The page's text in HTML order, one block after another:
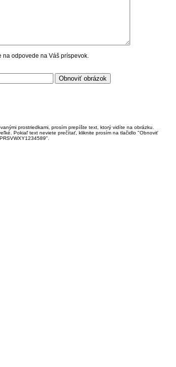
odpovede na Váš príspevok.
prostriedkami, prosím prepíšte text, ktorý vidíte na obrázku.
Pokiaľ text neviete prečítať, kliknite prosím na tlačidlo "Obnoviť